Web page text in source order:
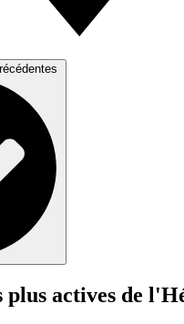
plus actives de